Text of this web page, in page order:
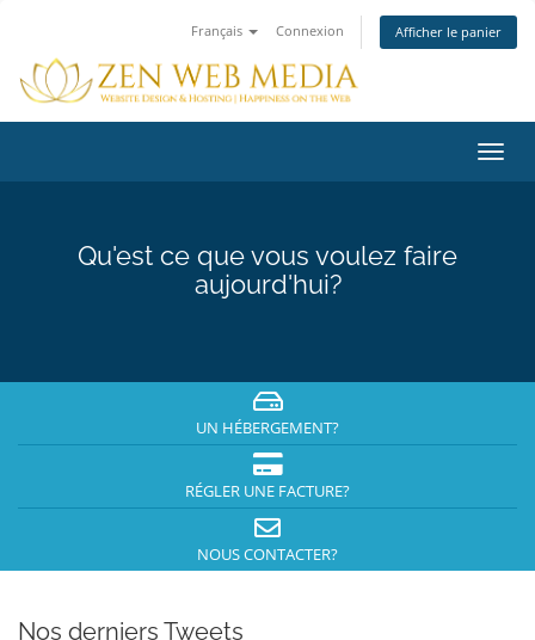
Français Connexion Afficher le panier
la
Qu'est ce que vous voulez faire
aujourd'hui?
UN HÉBERGEMENT?
RÉGLER UNE FACTURE?
NOUS CONTACTER?
Nos derniers Tweets